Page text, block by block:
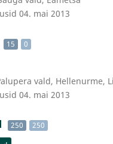
04. mai 2013
15 0
vald, Hellenurme,
04. mai 2013
250 250